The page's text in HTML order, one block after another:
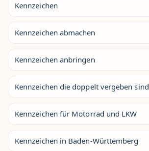
Kennzeichen
Kennzeichen abmachen
Kennzeichen anbringen
Kennzeichen die doppelt vergeben sind
Kennzeichen für Motorrad und LKW
Kennzeichen in Baden-Württemberg